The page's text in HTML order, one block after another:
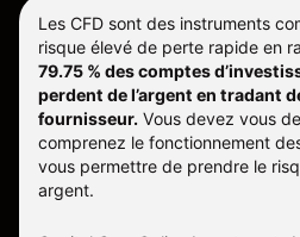
Les CFD sont des instruments
risque élevé de perte rapide en
79.75 % des comptes
perdent de l’argent en tradant
fournisseur. Vous devez vous
comprenez le fonctionnement
vous permettre de prendre le
argent.